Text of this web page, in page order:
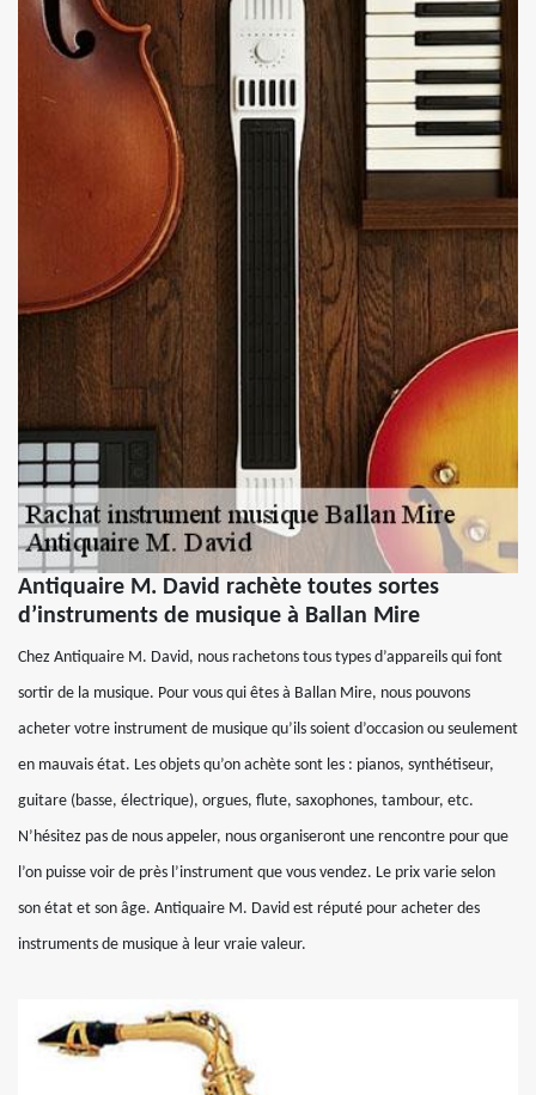
Antiquaire M. David rachète toutes sortes
d’instruments de musique à Ballan Mire
Chez Antiquaire M. David, nous rachetons tous types d’appareils qui font
sortir de la musique. Pour vous qui êtes à Ballan Mire, nous pouvons
acheter votre instrument de musique qu’ils soient d’occasion ou seulement
en mauvais état. Les objets qu’on achète sont les : pianos, synthétiseur,
guitare (basse, électrique), orgues, flute, saxophones, tambour, etc.
N’hésitez pas de nous appeler, nous organiseront une rencontre pour que
l’on puisse voir de près l’instrument que vous vendez. Le prix varie selon
son état et son âge. Antiquaire M. David est réputé pour acheter des
instruments de musique à leur vraie valeur.